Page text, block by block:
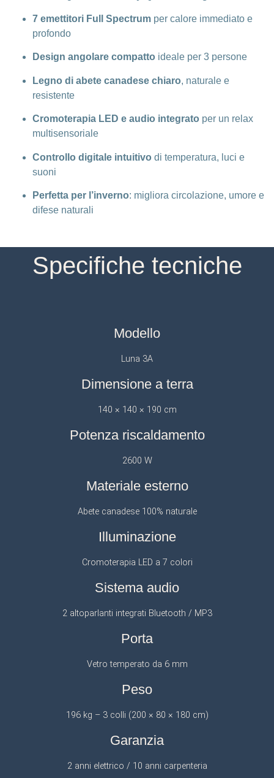
7 emettitori Full Spectrum per calore immediato e
profondo
Design angolare compatto ideale per 3 persone
Legno di abete canadese chiaro, naturale e
resistente
Cromoterapia LED e audio integrato per un relax
multisensoriale
Controllo digitale intuitivo di temperatura, luci e
suoni
Perfetta per l’inverno: migliora circolazione, umore e
difese naturali
Specifiche tecniche
Modello
Luna 3A
Dimensione a terra
140 × 140 × 190 cm
Potenza riscaldamento
2600 W
Materiale esterno
Abete canadese 100% naturale
Illuminazione
Cromoterapia LED a 7 colori
Sistema audio
2 altoparlanti integrati Bluetooth / MP3
Porta
Vetro temperato da 6 mm
Peso
196 kg – 3 colli (200 × 80 × 180 cm)
Garanzia
2 anni elettrico / 10 anni carpenteria